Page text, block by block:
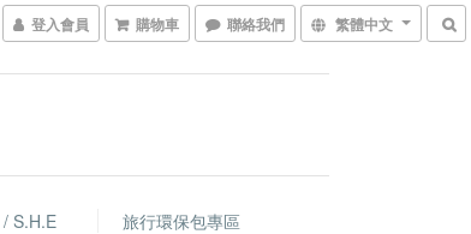
登入會員 購物車 聯絡我們 繁體中文
S.H.E
旅行環保包專區